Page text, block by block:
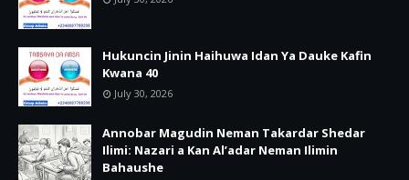
Hukuncin Jinin Haihuwa Idan Ya Dauke Kafin
Kwana 40
July 30, 2026
Annobar Magudin Neman Takardar Shedar
Ilimi: Nazari a Kan Al’adar Neman Ilimin
Bahaushe